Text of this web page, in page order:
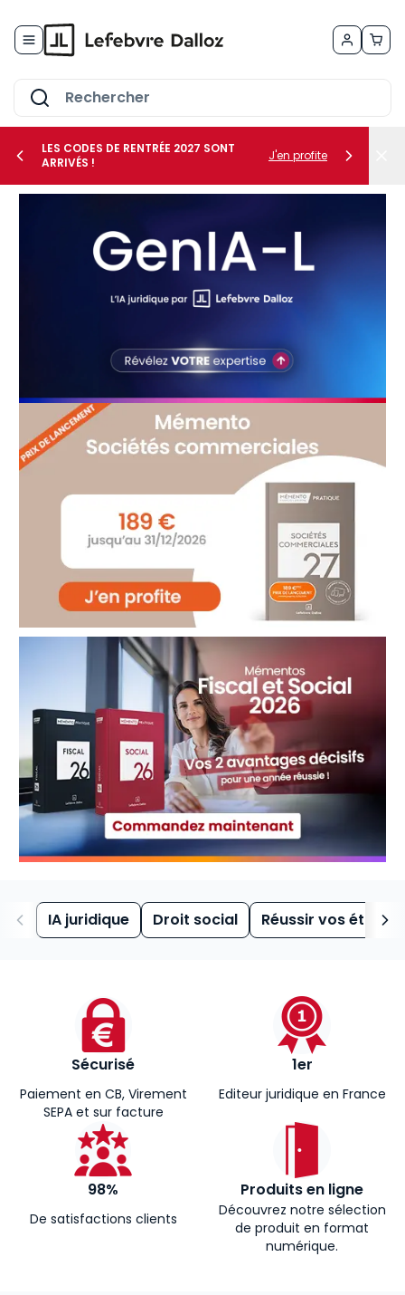
le sous-menu Vos besoins
LES CODES DE RENTRÉE 2027 SONT
ARRIVÉS !
J'en profite
IA juridique Droit social Réussir vos études
Sécurisé
Paiement en CB, Virement
SEPA et sur facture
1er
Editeur juridique en France
98%
De satisfactions clients
Produits en ligne
Découvrez notre sélection
de produit en format
numérique.